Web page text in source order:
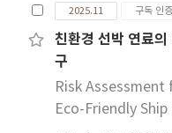
pressed under
treated to form
structure. Their
physical
coefficient,
temperature
2025.11 구독 인
친환경 선박 연료
구
Risk
Eco-Friendly